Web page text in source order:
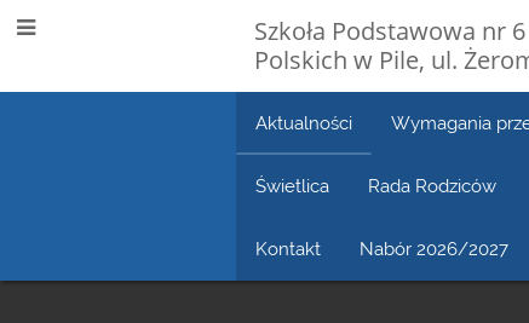
Szkoła Podstawowa nr
Polskich w Pile, ul.
Aktualności Wymagania
Świetlica Rada Rodziców
Kontakt Nabór 2026/2027